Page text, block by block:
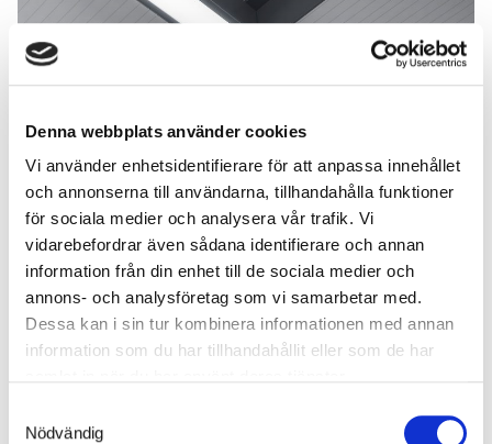
Denna webbplats använder cookies
Vi använder enhetsidentifierare för att anpassa innehållet
och annonserna till användarna, tillhandahålla funktioner
för sociala medier och analysera vår trafik. Vi
vidarebefordrar även sådana identifierare och annan
information från din enhet till de sociala medier och
annons- och analysföretag som vi samarbetar med.
Dessa kan i sin tur kombinera informationen med annan
information som du har tillhandahållit eller som de har
Nödvändig
LED-belysning
Med integreret LED-belysning, som både er energi- og
omkostningseffektiv, eftersom der ikke behøves noget ekstra
armatur inde i skuret.